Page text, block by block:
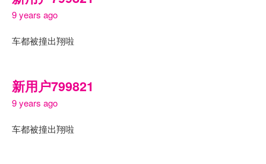
9 years ago
车都被撞出翔啦
新用户799821
9 years ago
车都被撞出翔啦